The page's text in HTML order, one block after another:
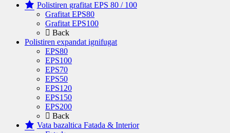
Polistiren grafitat EPS 80 / 100
Grafitat EPS80
Grafitat EPS100
Back
Polistiren expandat ignifugat
EPS80
EPS100
EPS70
EPS50
EPS120
EPS150
EPS200
Back
Vata bazaltica Fatada & Interior